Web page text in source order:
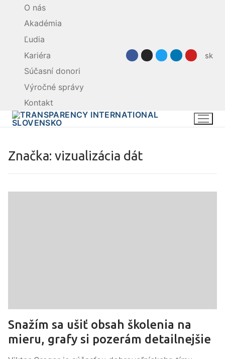
PreskočiťO nás
Akadémia
Ľudia
Kariéra
Súčasní donori
Výročné správy
Kontakt
sk
Značka: vizualizácia dát
Snažím sa ušiť obsah školenia na
mieru, grafy si pozerám detailnejšie